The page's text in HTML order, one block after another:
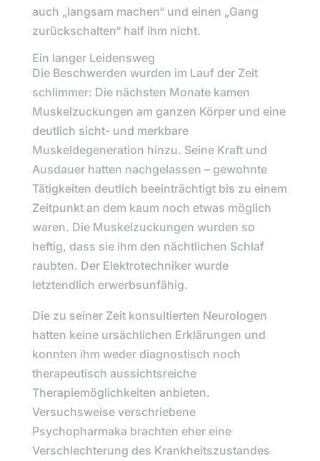
auch „langsam machen“ und einen „Gang
zurückschalten“ half ihm nicht.
Ein langer Leidensweg
Die Beschwerden wurden im Lauf der Zeit
schlimmer: Die nächsten Monate kamen
Muskelzuckungen am ganzen Körper und eine
deutlich sicht- und merkbare
Muskeldegeneration hinzu. Seine Kraft und
Ausdauer hatten nachgelassen – gewohnte
Tätigkeiten deutlich beeinträchtigt bis zu einem
Zeitpunkt an dem kaum noch etwas möglich
waren. Die Muskelzuckungen wurden so
heftig, dass sie ihm den nächtlichen Schlaf
raubten. Der Elektrotechniker wurde
letztendlich erwerbsunfähig.
Die zu seiner Zeit konsultierten Neurologen
hatten keine ursächlichen Erklärungen und
konnten ihm weder diagnostisch noch
therapeutisch aussichtsreiche
Therapiemöglichkeiten anbieten.
Versuchsweise verschriebene
Psychopharmaka brachten eher eine
Verschlechterung des Krankheitszustandes